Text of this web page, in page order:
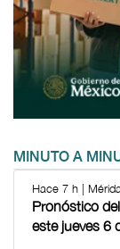
MINUTO A
Hace 7 h |
Pronóstico
este jueves 6